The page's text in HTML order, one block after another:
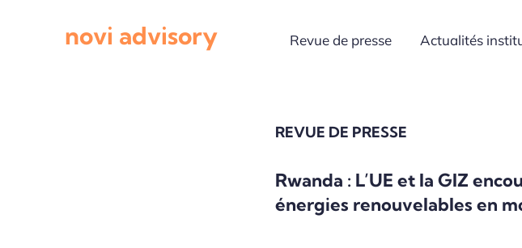
novi advisory Revue de presse Actualités
REVUE DE PRESSE
Rwanda : L’UE et la GIZ
énergies renouvelables en